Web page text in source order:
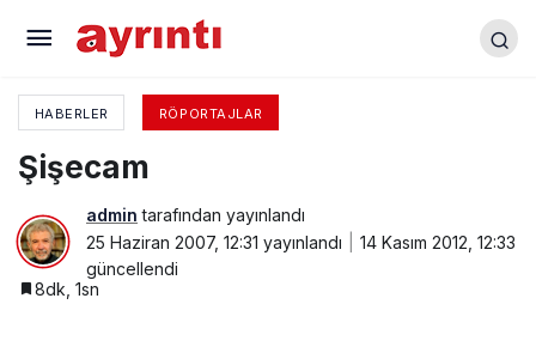
HABERLER RÖPORTAJLAR
Şişecam
admin tarafından yayınlandı
25 Haziran 2007, 12:31 yayınlandı
14 Kasım 2012, 12:33
güncellendi
8dk, 1sn
İbrahim Ay